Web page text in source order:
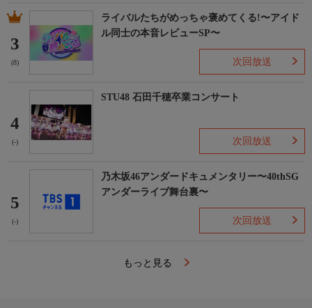
3
(8)
ライバルたちがめっちゃ褒めてくる!〜アイド
ル同士の本音レビューSP〜
次回放送
4
(-)
STU48 石田千穂卒業コンサート
次回放送
5
(-)
乃木坂46アンダードキュメンタリー〜40thSG
アンダーライブ舞台裏〜
次回放送
もっと見る